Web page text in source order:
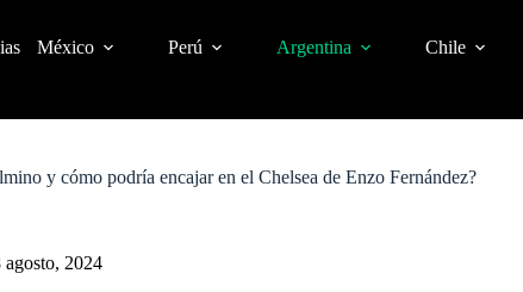
México Perú Argentina Chile
y cómo podría encajar en el Chelsea de Enzo Fernández?
agosto, 2024